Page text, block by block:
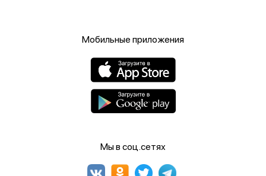
Мобильные приложения
Мы в соц.сетях